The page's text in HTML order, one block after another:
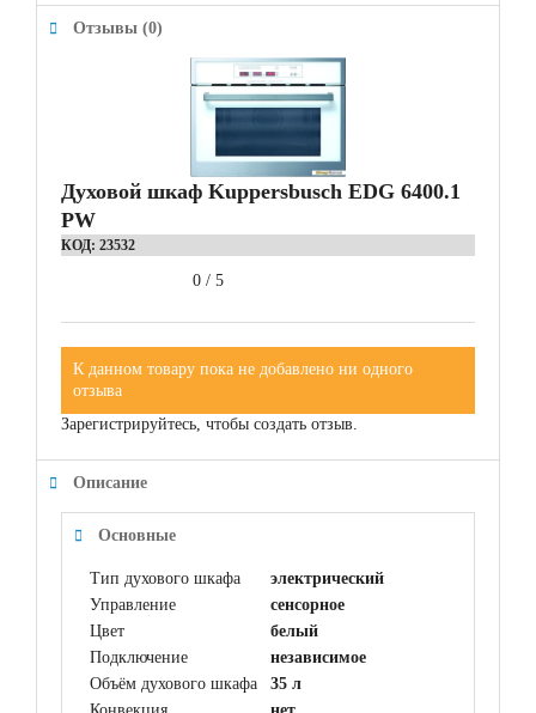
Отзывы (0)
Духовой шкаф Kuppersbusch EDG 6400.1
PW
КОД: 23532
0 / 5
К данном товару пока не добавлено ни одного
отзыва
Зарегистрируйтесь, чтобы создать отзыв.
Описание
Основные
Тип духового шкафа
электрический
Управление
сенсорное
Цвет
белый
Подключение
независимое
Объём духового шкафа
35 л